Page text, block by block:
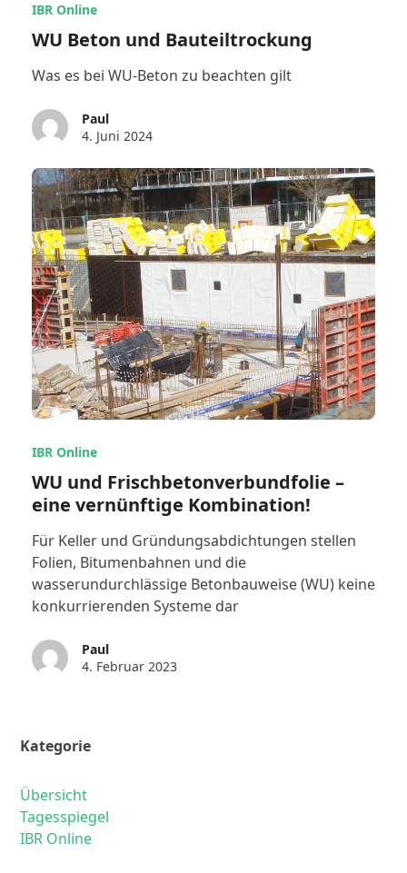
IBR Online
WU Beton und Bauteiltrockung
Was es bei WU-Beton zu beachten gilt
Paul
4. Juni 2024
IBR Online
WU und Frischbetonverbundfolie –
eine vernünftige Kombination!
Für Keller und Gründungsabdichtungen stellen
Folien, Bitumenbahnen und die
wasserundurchlässige Betonbauweise (WU) keine
konkurrierenden Systeme dar
Paul
4. Februar 2023
Kategorie
Übersicht
Tagesspiegel
IBR Online